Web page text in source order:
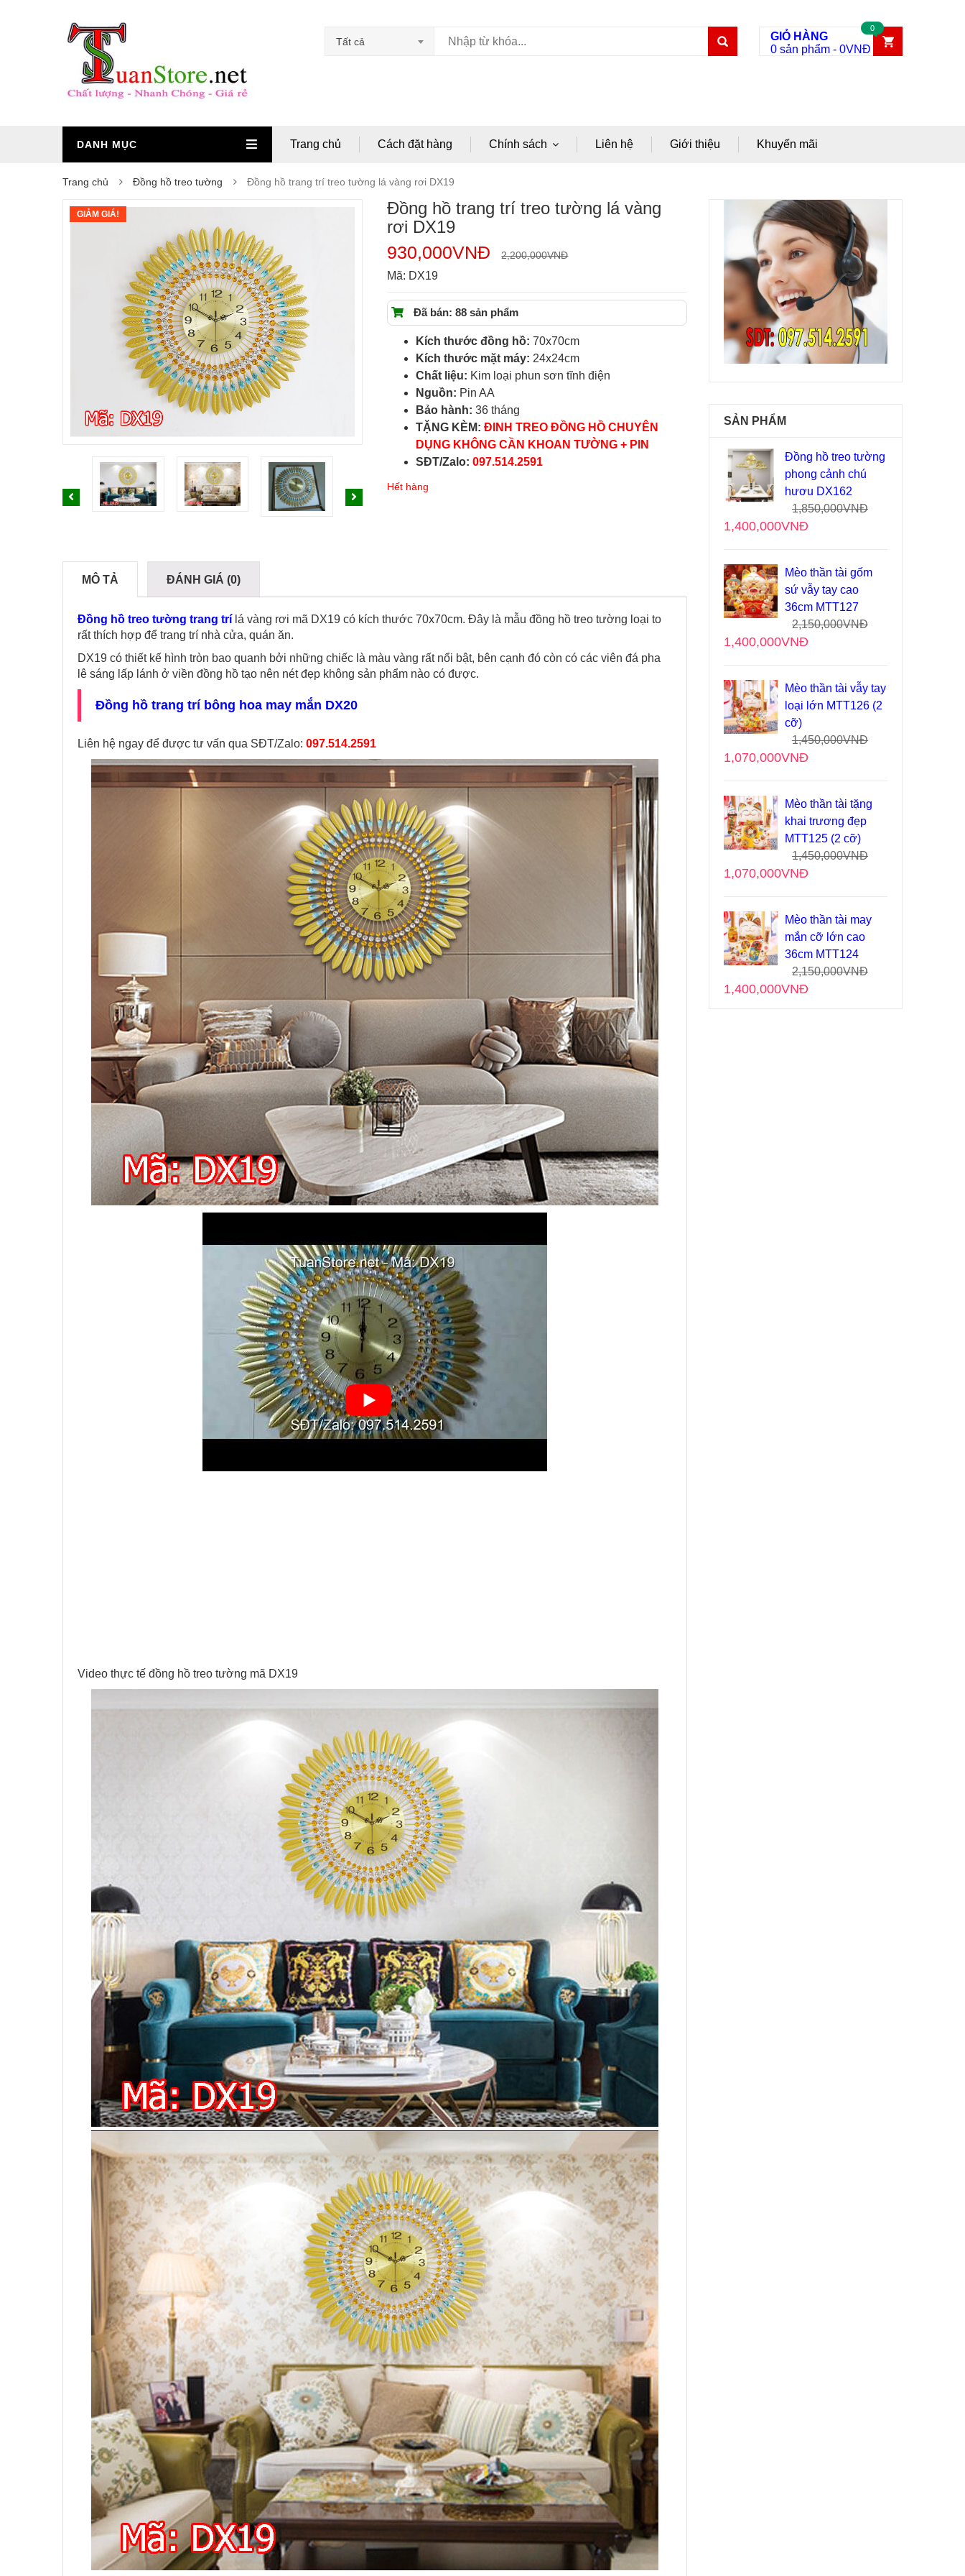
Tất cả
GIỎ HÀNG
0 sản phẩm - 0VNĐ
0
DANH MỤC Trang chủ Cách đặt hàng Chính sách Liên hệ Giới thiệu Khuyến mãi
Trang chủ Đồng hồ treo tường Đồng hồ trang trí treo tường lá vàng rơi DX19
GIẢM GIÁ!
Đồng hồ trang trí treo tường lá vàng
rơi DX19
2,200,000VNĐ
930,000VNĐ
Mã: DX19
Đã bán: 88 sản phẩm
Kích thước đồng hồ: 70x70cm
Kích thước mặt máy: 24x24cm
Chất liệu: Kim loại phun sơn tĩnh điện
Nguồn: Pin AA
Bảo hành: 36 tháng
TẶNG KÈM: ĐINH TREO ĐỒNG HỒ CHUYÊN
DỤNG KHÔNG CẦN KHOAN TƯỜNG + PIN
SĐT/Zalo: 097.514.2591
Hết hàng
MÔ TẢ ĐÁNH GIÁ (0)
Đồng hồ treo tường trang trí lá vàng rơi mã DX19 có kích thước 70x70cm. Đây là mẫu đồng hồ treo tường loại to
rất thích hợp để trang trí nhà cửa, quán ăn.
DX19 có thiết kế hình tròn bao quanh bởi những chiếc là màu vàng rất nổi bật, bên cạnh đó còn có các viên đá pha
lê sáng lấp lánh ở viền đồng hồ tạo nên nét đẹp không sản phẩm nào có được.
Đồng hồ trang trí bông hoa may mắn DX20
Liên hệ ngay để được tư vấn qua SĐT/Zalo: 097.514.2591
Video thực tế đồng hồ treo tường mã DX19
SẢN PHẨM
Đồng hồ treo tường
phong cảnh chú
hươu DX162
1,850,000VNĐ
1,400,000VNĐ
Mèo thần tài gốm
sứ vẫy tay cao
36cm MTT127
2,150,000VNĐ
1,400,000VNĐ
Mèo thần tài vẫy tay
loại lớn MTT126 (2
cỡ)
1,450,000VNĐ
1,070,000VNĐ
Mèo thần tài tặng
khai trương đẹp
MTT125 (2 cỡ)
1,450,000VNĐ
1,070,000VNĐ
Mèo thần tài may
mắn cỡ lớn cao
36cm MTT124
2,150,000VNĐ
1,400,000VNĐ